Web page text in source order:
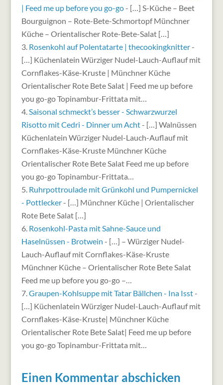
| Feed me up before you go-go- […] S-Küche – Beet
Bourguignon – Rote-Bete-Schmortopf Münchner
Küche – Orientalischer Rote-Bete-Salat […]
Rosenkohl auf Polentatarte | thecookingknitter-
[…] Küchenlatein Würziger Nudel-Lauch-Auflauf mit
Cornflakes-Käse-Kruste | Münchner Küche
Orientalischer Rote Bete Salat | Feed me up before
you go-go Topinambur-Frittata mit…
Saisonal schmeckt’s besser - Schwarzwurzel
Risotto mit Cedri - Dinner um Acht- […] Walnüssen
Küchenlatein Würziger Nudel-Lauch-Auflauf mit
Cornflakes-Käse-Kruste Münchner Küche
Orientalischer Rote Bete Salat Feed me up before
you go-go Topinambur-Frittata…
Ruhrpottroulade mit Grünkohl und Pumpernickel
- Pottlecker- […] Münchner Küche | Orientalischer
Rote Bete Salat […]
Rosenkohl-Pasta mit Sahne-Sauce und
Haselnüssen - Brotwein - […] – Würziger Nudel-
Lauch-Auflauf mit Cornflakes-Käse-Kruste
Münchner Küche – Orientalischer Rote Bete Salat
Feed me up before you go-go –…
Graupen-Kohlsuppe mit Tatar Bällchen - Ina Isst-
[…] Küchenlatein Würziger Nudel-Lauch-Auflauf mit
Cornflakes-Käse-Kruste| Münchner Küche
Orientalischer Rote Bete Salat| Feed me up before
you go-go Topinambur-Frittata mit…
Einen Kommentar abschicken